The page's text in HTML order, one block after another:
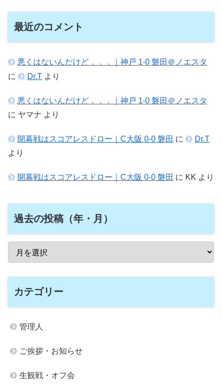
最近のコメント
悪くはないんだけど．．．｜神戸 1-0 磐田＠ノエスタ
に
Dr.T より
悪くはないんだけど．．．｜神戸 1-0 磐田＠ノエスタ
に ヤマナ より
開幕戦はスコアレスドロー｜C大阪 0-0 磐田 に
Dr.T
より
開幕戦はスコアレスドロー｜C大阪 0-0 磐田 に KK より
過去の投稿（年・月）
カテゴリー
管理人
ご挨拶・お知らせ
生観戦・オフ会